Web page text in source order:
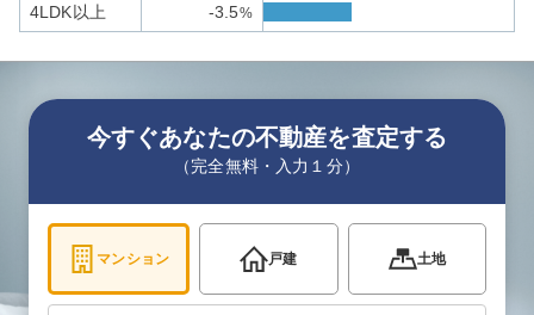
4LDK以上 -3.5%
今すぐあなたの不動産を査定する
（完全無料・入力１分）
マンション 戸建 土地